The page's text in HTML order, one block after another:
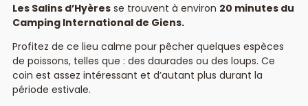
Les Salins d’Hyèresse trouvent à environ 20 minutes du
Camping International de Giens.
Profitez de ce lieu calme pour pêcher quelques espèces
de poissons, telles que : des daurades ou des loups. Ce
coin est assez intéressant et d’autant plus durant la
période estivale.